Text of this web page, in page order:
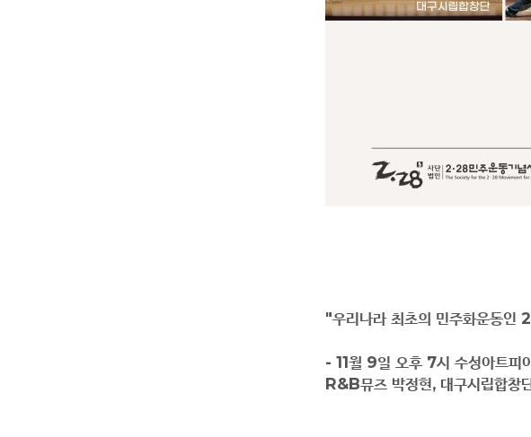
"우리나라 최초의 민주화운동인
- 11월 9일 오후 7시 수성아트피
R&B뮤즈 박정현, 대구시립합창